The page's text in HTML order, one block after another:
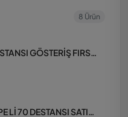
8 Ürün
BUZ DİYARI 7SV DESTANSI GÖSTERİŞ FIRSAT HESAP
BUZ MASKARA BAPE Lİ 70 DESTANSI SATILIK HESAP